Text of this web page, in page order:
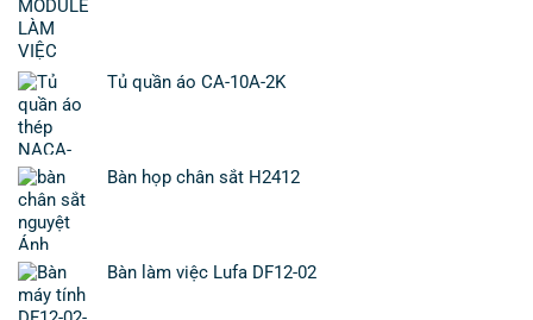
Tủ quần áo CA-10A-2K
Bàn họp chân sắt H2412
Bàn làm việc Lufa DF12-02